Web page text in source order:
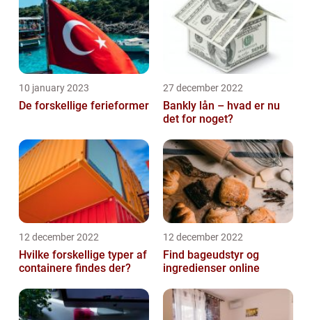
10 january 2023
De forskellige ferieformer
27 december 2022
Bankly lån – hvad er nu
det for noget?
12 december 2022
Hvilke forskellige typer af
containere findes der?
12 december 2022
Find bageudstyr og
ingredienser online